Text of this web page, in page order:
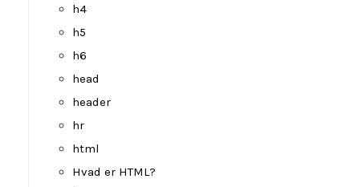
h4
h5
h6
head
header
hr
html
Hvad er HTML?